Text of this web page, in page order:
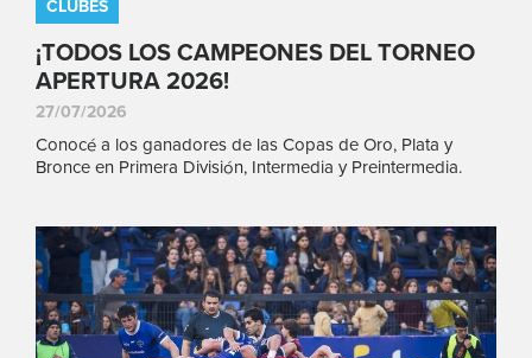
CLUBES
¡TODOS LOS CAMPEONES DEL TORNEO
APERTURA 2026!
27/07/2026
Conocé a los ganadores de las Copas de Oro, Plata y
Bronce en Primera División, Intermedia y Preintermedia.